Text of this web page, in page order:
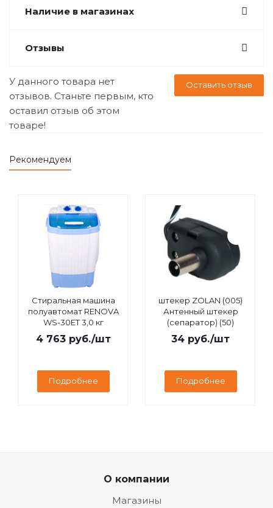
Наличие в магазинах
Отзывы
Оставить отзыв
У данного товара нет
отзывов. Станьте первым, кто
оставил отзыв об этом
товаре!
Рекомендуем
Стиральная машина
полуавтомат RENOVA
WS-30ET 3,0 кг
4 763руб./шт
Подробнее
штекер ZOLAN (005)
Антенный штекер
(сепаратор) (50)
34 руб./шт
Подробнее
О компании
Магазины